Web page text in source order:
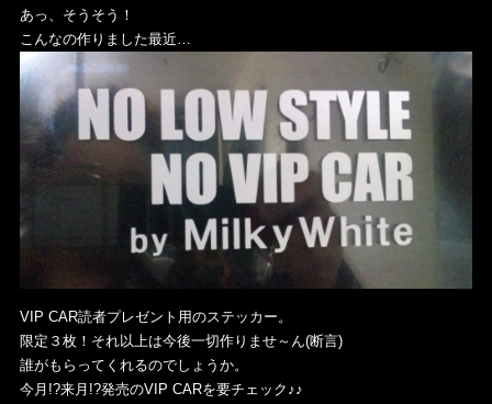
あっ、そうそう！
こんなの作りました最近…
VIP CAR読者プレゼント用のステッカー。
限定３枚！それ以上は今後一切作りませ～ん(断言)
誰がもらってくれるのでしょうか。
今月!?来月!?発売のVIP CARを要チェック♪♪